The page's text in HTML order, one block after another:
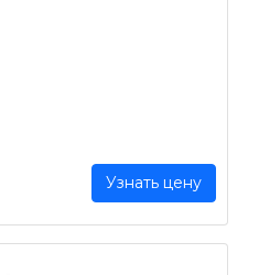
Узнать цену